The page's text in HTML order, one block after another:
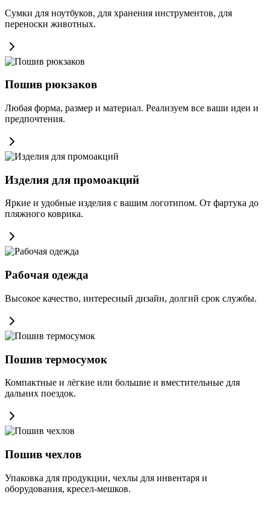
Сумки для ноутбуков, для хранения инструментов, для
переноски животных.
Пошив рюкзаков
Любая форма, размер и материал. Реализуем все ваши идеи и
предпочтения.
Изделия для промоакций
Яркие и удобные изделия с вашим логотипом. От фартука до
пляжного коврика.
Рабочая одежда
Высокое качество, интересный дизайн, долгий срок службы.
Пошив термосумок
Компактные и лёгкие или большие и вместительные для
дальних поездок.
Пошив чехлов
Упаковка для продукции, чехлы для инвентаря и
оборудования, кресел-мешков.